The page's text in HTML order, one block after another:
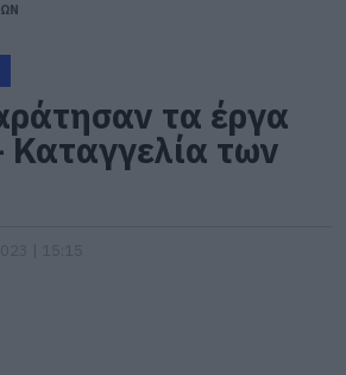
τα έργα
Καταγγελία των